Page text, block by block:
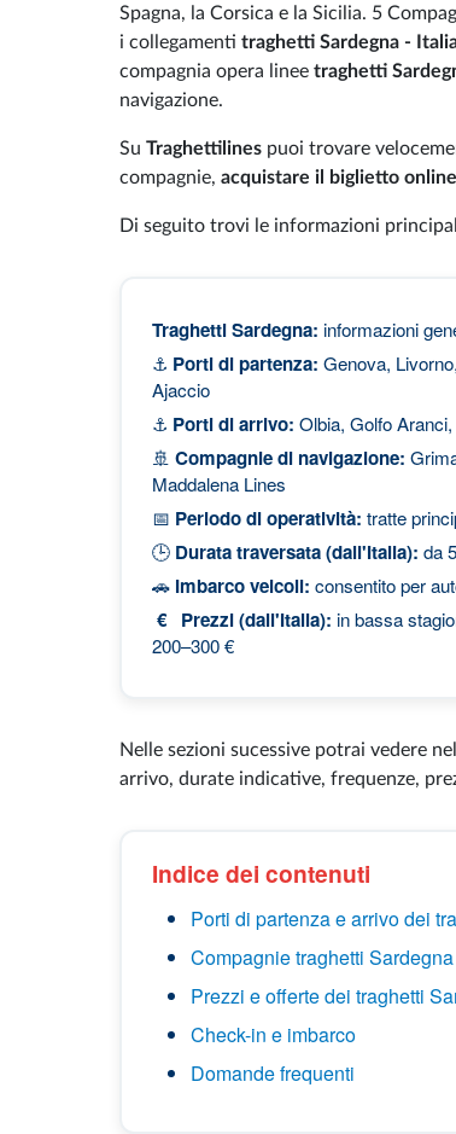
Spagna, la Corsica e la Sicilia. 5
i collegamenti traghetti Sardegna -
compagnia opera linee traghetti
navigazione.
Su Traghettilines puoi trovare
compagnie, acquistare il biglietto online
Di seguito trovi le informazioni
Traghetti Sardegna: informazioni
⚓ Porti di partenza: Genova,
Ajaccio
⚓ Porti di arrivo: Olbia, Golfo
🚢 Compagnie di navigazione:
Maddalena Lines
📅 Periodo di operatività: tratte
🕒 Durata traversata (dall'Italia): da
🚗 Imbarco veicoli: consentito per
€ Prezzi (dall'Italia): in bassa
200–300 €
Nelle sezioni sucessive potrai vedere
arrivo, durate indicative, frequenze,
Indice dei contenuti
Porti di partenza e arrivo dei
Compagnie traghetti
Prezzi e offerte dei traghetti
Check-in e imbarco
Domande frequenti